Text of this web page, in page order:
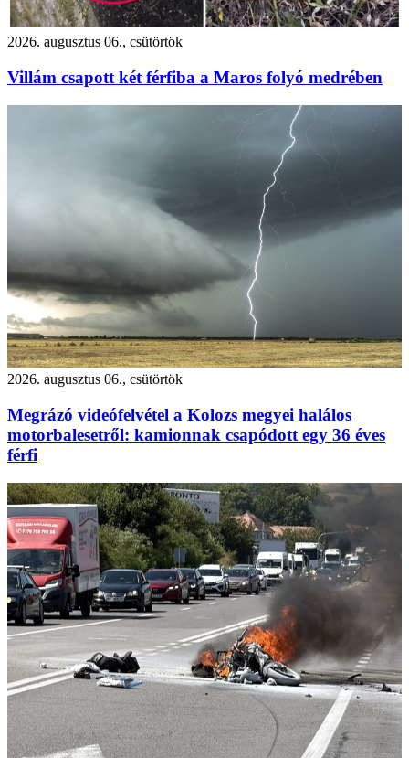
2026. augusztus 06., csütörtök
Villám csapott két férfiba a Maros folyó medrében
2026. augusztus 06., csütörtök
Megrázó videófelvétel a Kolozs megyei halálos
motorbalesetről: kamionnak csapódott egy 36 éves
férfi